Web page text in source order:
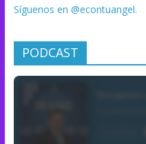
Síguenos en @econtuangel.
PODCAST